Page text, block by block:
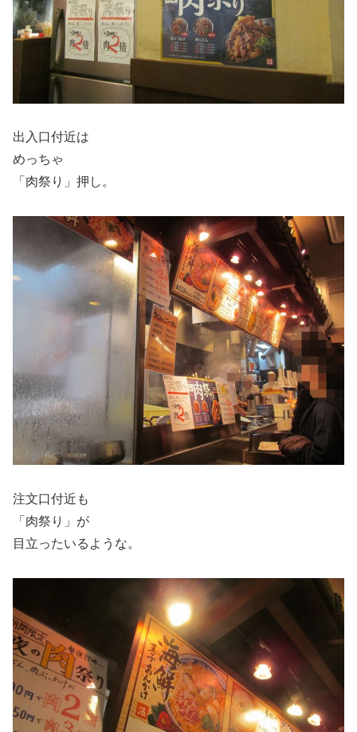
出入口付近は
めっちゃ
「肉祭り」押し。
注文口付近も
「肉祭り」が
目立ったいるような。